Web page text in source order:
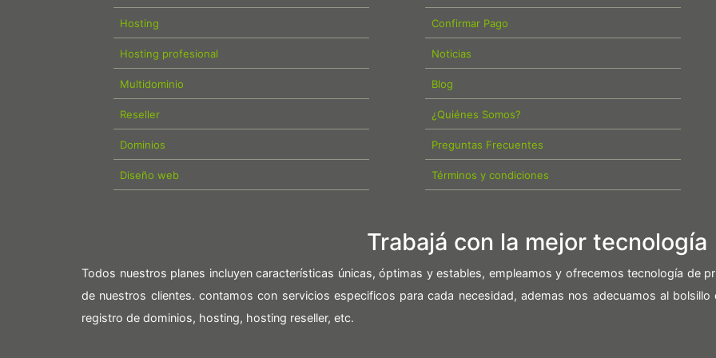
Hosting
Hosting profesional
Multidominio
Reseller
Dominios
Diseño web
Confirmar Pago
Noticias
Blog
¿Quiénes Somos?
Preguntas Frecuentes
Términos y condiciones
Trabajá con la mejor tecnología
Todos nuestros planes incluyen características únicas, óptimas y estables, empleamos y ofrecemos tecnología de
de nuestros clientes. contamos con servicios especificos para cada necesidad, ademas nos adecuamos al
registro de dominios, hosting, hosting reseller, etc.